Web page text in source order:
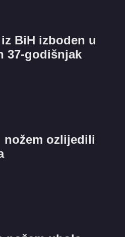
BiH izboden u
37-godišnjak
nožem ozlijedili